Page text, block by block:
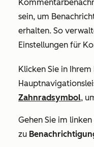
sein, um
erhalten. So
Einstellungen für
Klicken Sie in
Zahnradsymbol,
Gehen Sie im
zu